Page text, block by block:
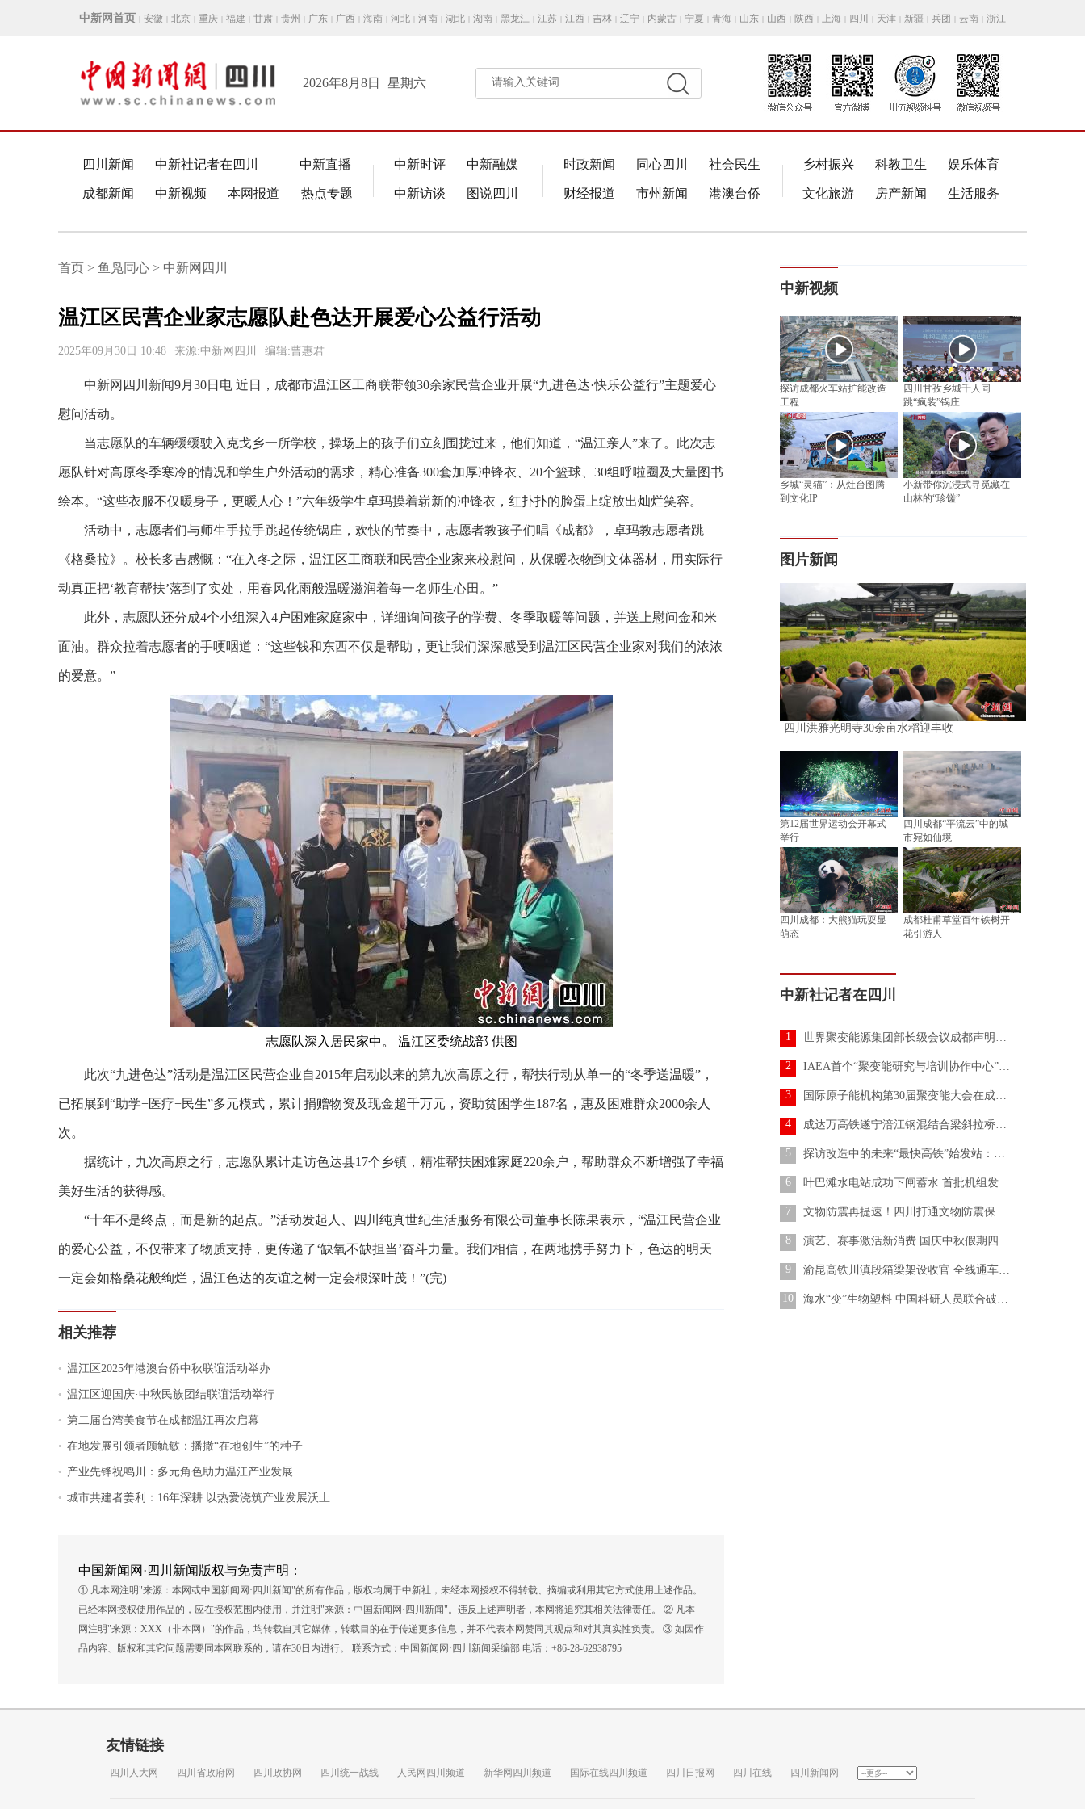
中新网首页 | 安徽 | 北京 | 重庆 | 福建 | 甘肃 | 贵州 | 广东 | 广西 | 海南 | 河北 | 河南 | 湖北 | 湖南 | 黑龙江 | 江苏 | 江西 | 吉林 | 辽宁 | 内蒙古 | 宁夏 | 青海 | 山东 | 山西 | 陕西 | 上海 | 四川 | 天津 | 新疆 | 兵团 | 云南 | 浙江
2026年8月8日 星期六 请输入关键词
四川新闻 中新社记者在四川 中新直播
成都新闻 中新视频 本网报道 热点专题
中新时评 中新融媒
中新访谈 图说四川
时政新闻 同心四川 社会民生
财经报道 市州新闻 港澳台侨
乡村振兴 科教卫生 娱乐体育
文化旅游 房产新闻 生活服务
首页 > 鱼凫同心 > 中新网四川
温江区民营企业家志愿队赴色达开展爱心公益行活动
2025年09月30日 10:48 来源:中新网四川 编辑:曹惠君
中新网四川新闻9月30日电 近日，成都市温江区工商联带领30余家民营企业开展“九进色达·快乐公益行”主题爱心
慰问活动。
当志愿队的车辆缓缓驶入克戈乡一所学校，操场上的孩子们立刻围拢过来，他们知道，“温江亲人”来了。此次志
愿队针对高原冬季寒冷的情况和学生户外活动的需求，精心准备300套加厚冲锋衣、20个篮球、30组呼啦圈及大量图书
绘本。“这些衣服不仅暖身子，更暖人心！”六年级学生卓玛摸着崭新的冲锋衣，红扑扑的脸蛋上绽放出灿烂笑容。
活动中，志愿者们与师生手拉手跳起传统锅庄，欢快的节奏中，志愿者教孩子们唱《成都》，卓玛教志愿者跳
《格桑拉》。校长多吉感慨：“在入冬之际，温江区工商联和民营企业家来校慰问，从保暖衣物到文体器材，用实际行
动真正把‘教育帮扶’落到了实处，用春风化雨般温暖滋润着每一名师生心田。”
此外，志愿队还分成4个小组深入4户困难家庭家中，详细询问孩子的学费、冬季取暖等问题，并送上慰问金和米
面油。群众拉着志愿者的手哽咽道：“这些钱和东西不仅是帮助，更让我们深深感受到温江区民营企业家对我们的浓浓
的爱意。”
志愿队深入居民家中。 温江区委统战部 供图
此次“九进色达”活动是温江区民营企业自2015年启动以来的第九次高原之行，帮扶行动从单一的“冬季送温暖”，
已拓展到“助学+医疗+民生”多元模式，累计捐赠物资及现金超千万元，资助贫困学生187名，惠及困难群众2000余人
次。
据统计，九次高原之行，志愿队累计走访色达县17个乡镇，精准帮扶困难家庭220余户，帮助群众不断增强了幸福
美好生活的获得感。
“十年不是终点，而是新的起点。”活动发起人、四川纯真世纪生活服务有限公司董事长陈果表示，“温江民营企业
的爱心公益，不仅带来了物质支持，更传递了‘缺氧不缺担当’奋斗力量。我们相信，在两地携手努力下，色达的明天
一定会如格桑花般绚烂，温江色达的友谊之树一定会根深叶茂！”(完)
相关推荐
. 温江区2025年港澳台侨中秋联谊活动举办
. 温江区迎国庆·中秋民族团结联谊活动举行
. 第二届台湾美食节在成都温江再次启幕
. 在地发展引领者顾毓敏：播撒“在地创生”的种子
. 产业先锋祝鸣川：多元角色助力温江产业发展
. 城市共建者姜利：16年深耕 以热爱浇筑产业发展沃土
中国新闻网·四川新闻版权与免责声明：
① 凡本网注明"来源：本网或中国新闻网·四川新闻"的所有作品，版权均属于中新社，未经本网授权不得转载、摘编或利用其它方式使用上述作品。
已经本网授权使用作品的，应在授权范围内使用，并注明"来源：中国新闻网·四川新闻"。违反上述声明者，本网将追究其相关法律责任。 ② 凡本
网注明"来源：XXX（非本网）"的作品，均转载自其它媒体，转载目的在于传递更多信息，并不代表本网赞同其观点和对其真实性负责。 ③ 如因作
品内容、版权和其它问题需要同本网联系的，请在30日内进行。 联系方式：中国新闻网·四川新闻采编部 电话：+86-28-62938795
中新视频
探访成都火车站扩能改造
工程
四川甘孜乡城千人同
跳“疯装”锅庄
乡城“灵猫”：从灶台图腾
到文化IP
小新带你沉浸式寻觅藏在
山林的“珍馐”
图片新闻
四川洪雅光明寺30余亩水稻迎丰收
第12届世界运动会开幕式
举行
四川成都“平流云”中的城
市宛如仙境
四川成都：大熊猫玩耍显
萌态
成都杜甫草堂百年铁树开
花引游人
中新社记者在四川
1 世界聚变能源集团部长级会议成都声明发布
2 IAEA首个“聚变能研究与培训协作中心”落地中国
3 国际原子能机构第30届聚变能大会在成都开幕
4 成达万高铁遂宁涪江钢混结合梁斜拉桥合龙
5 探访改造中的未来“最快高铁”始发站：将实现“立体交叉零换乘”
6 叶巴滩水电站成功下闸蓄水 首批机组发电进入倒计时
7 文物防震再提速！四川打通文物防震保护“最后一公里”
8 演艺、赛事激活新消费 国庆中秋假期四川揽金超384亿元
9 渝昆高铁川滇段箱梁架设收官 全线通车再提速
10 海水“变”生物塑料 中国科研人员联合破解海水捕碳难题
友情链接
四川人大网 四川省政府网 四川政协网 四川统一战线 人民网四川频道 新华网四川频道 国际在线四川频道 四川日报网 四川在线 四川新闻网